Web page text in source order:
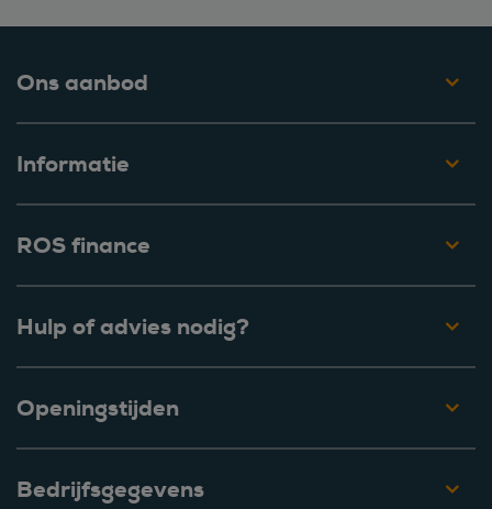
Ons aanbod
Informatie
ROS finance
Hulp of advies nodig?
Openingstijden
Bedrijfsgegevens